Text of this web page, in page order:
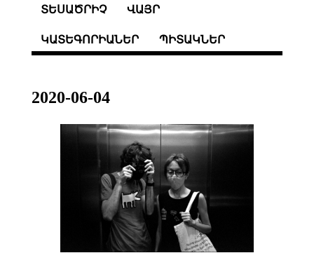
ՏԵՍԱԾՐԻՉ ՎԱՅՐ
ԿԱՏԵԳՈՐԻԱՆԵՐ ՊԻՏԱԿՆԵՐ
2020-06-04